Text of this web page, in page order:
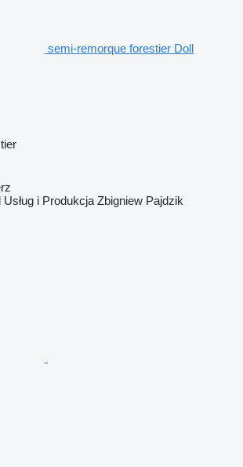
semi-remorque forestier Doll
i Produkcja Zbigniew Pajdzik